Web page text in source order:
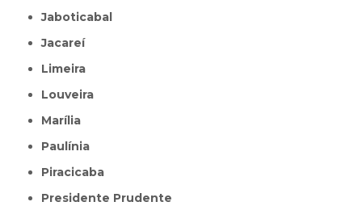
Jaboticabal
Jacareí
Limeira
Louveira
Marília
Paulínia
Piracicaba
Presidente Prudente